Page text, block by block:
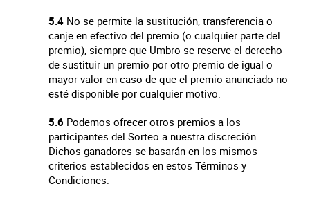
5.4 No se permite la sustitución, transferencia o
canje en efectivo del premio (o cualquier parte del
premio), siempre que Umbro se reserve el derecho
de sustituir un premio por otro premio de igual o
mayor valor en caso de que el premio anunciado no
esté disponible por cualquier motivo.
5.6 Podemos ofrecer otros premios a los
participantes del Sorteo a nuestra discreción.
Dichos ganadores se basarán en los mismos
criterios establecidos en estos Términos y
Condiciones.